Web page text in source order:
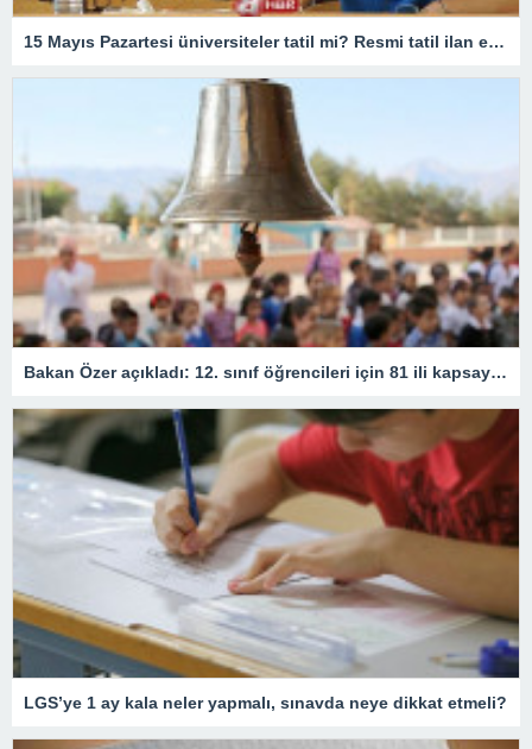
15 Mayıs Pazartesi üniversiteler tatil mi? Resmi tatil ilan edildi mi? Lisans, ön lisans, doktora, yüksek lisans…
Bakan Özer açıkladı: 12. sınıf öğrencileri için 81 ili kapsayan devamsızlık kararı
LGS’ye 1 ay kala neler yapmalı, sınavda neye dikkat etmeli?